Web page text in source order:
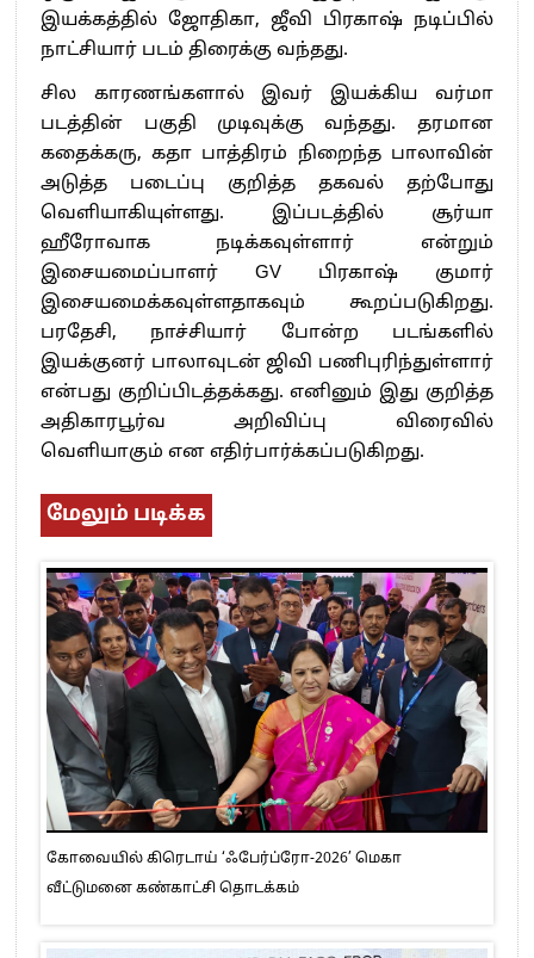
இயக்கத்தில் ஜோதிகா, ஜீவி பிரகாஷ் நடிப்பில்
நாட்சியார் படம் திரைக்கு வந்தது.
சில காரணங்களால் இவர் இயக்கிய வர்மா
படத்தின் பகுதி முடிவுக்கு வந்தது. தரமான
கதைக்கரு, கதா பாத்திரம் நிறைந்த பாலாவின்
அடுத்த படைப்பு குறித்த தகவல் தற்போது
வெளியாகியுள்ளது. இப்படத்தில் சூர்யா
ஹீரோவாக நடிக்கவுள்ளார் என்றும்
இசையமைப்பாளர் GV பிரகாஷ் குமார்
இசையமைக்கவுள்ளதாகவும் கூறப்படுகிறது.
பரதேசி, நாச்சியார் போன்ற படங்களில்
இயக்குனர் பாலாவுடன் ஜிவி பணிபுரிந்துள்ளார்
என்பது குறிப்பிடத்தக்கது. எனினும் இது குறித்த
அதிகாரபூர்வ அறிவிப்பு விரைவில்
வெளியாகும் என எதிர்பார்க்கப்படுகிறது.
மேலும் படிக்க
கோவையில் கிரெடாய் ‘ஃபேர்ப்ரோ-2026’ மெகா
வீட்டுமனை கண்காட்சி தொடக்கம்